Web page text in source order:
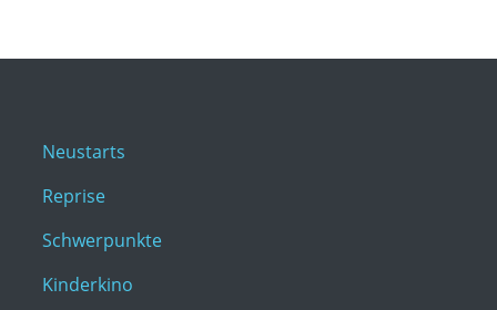
Neustarts
Reprise
Schwerpunkte
Kinderkino